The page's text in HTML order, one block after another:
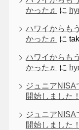
かった♬
に
ハワイからも
かった♬
に
ハワイからも
かった♬
に
ジュニアNISA
開始しました！
ジュニアNISA
開始しました！